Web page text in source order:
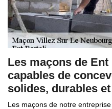
Les maçons de
capables de
solides, durables
Les maçons de notre